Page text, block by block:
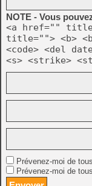
NOTE - Vous
<a href=""
title=""> <b>
<code> <del
<s> <strike>
Prévenez-moi de
Prévenez-moi de